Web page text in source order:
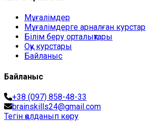
Мұғалімдер
Мұғалімдерге арналған курстар
Білім беру орталықтары
Оқу курстары
Байланыс
Байланыс
+38 (097) 858-48-33
brainskills24@gmail.com
Тегін қолданып көру